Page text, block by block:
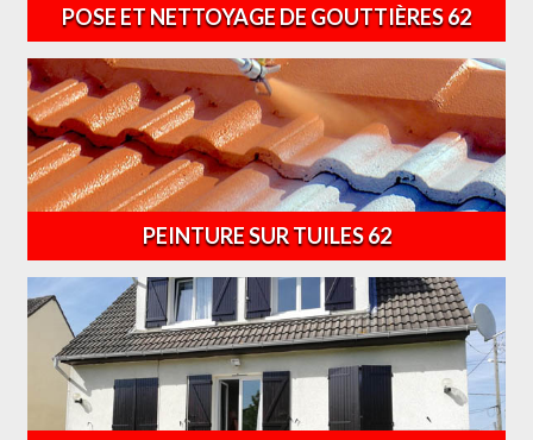
POSE ET NETTOYAGE DE GOUTTIÈRES 62
PEINTURE SUR TUILES 62